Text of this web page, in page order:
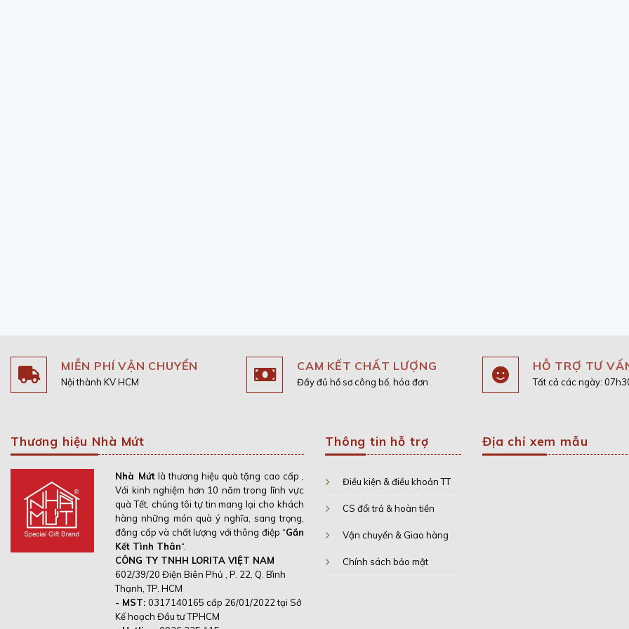
MIỄN PHÍ VẬN CHUYỂN
Nội thành KV HCM
CAM KẾT CHẤT LƯỢNG
Đầy đủ hồ sơ công bố, hóa đơn
HỖ TRỢ TƯ
Tất cả các ngày:
Thương hiệu Nhà Mứt
Nhà Mứtlà thương hiệu quà tặng cao cấp ,
Với kinh nghiệm hơn 10 năm trong lĩnh vực
quà Tết, chúng tôi tự tin mang lại cho khách
hàng những món quà ý nghĩa, sang trọng,
đẳng cấp và chất lượng với thông điệp “Gắn
Kết Tình Thân“.
CÔNG TY TNHH LORITA VIỆT NAM
602/39/20 Điện Biên Phủ , P. 22, Q. Bình
Thạnh, TP. HCM
- MST:0317140165 cấp 26/01/2022 tại Sở
Kế hoạch Đầu tư TPHCM
Thông tin hỗ trợ
Điều kiện & điều khoản TT
CS đổi trả & hoàn tiền
Vận chuyển & Giao hàng
Chính sách bảo mật
Địa chỉ xem mẫu